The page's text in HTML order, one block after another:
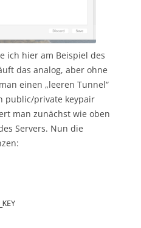
ich hier am Beispiel des
das analog, aber ohne
einen „leeren Tunnel“
public/private keypair
man zunächst wie oben
Servers. Nun die